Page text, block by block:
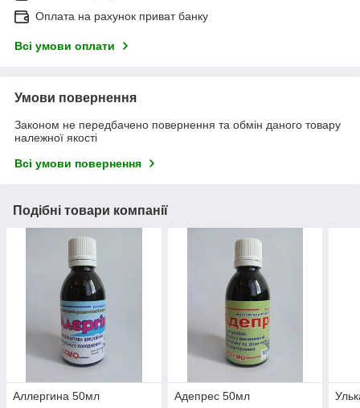
Оплата на рахунок приват банку
Всі умови оплати
Умови повернення
Законом не передбачено повернення та обмін даного товару
належної якості
Всі умови повернення
Подібні товари компанії
Аллергина 50мл Адепрес 50мл